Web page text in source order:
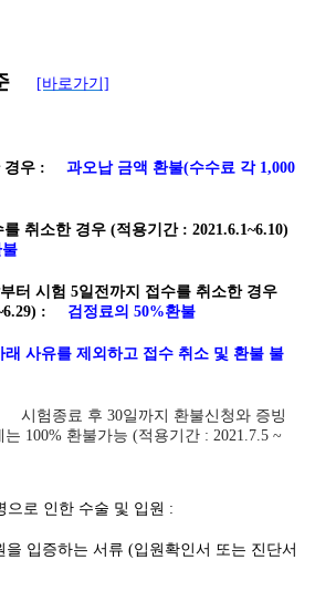
[바로가기]
경우 :
과오납 금액 환불(수수료 각 1,000
취소한 경우 (적용기간 : 2021.6.1~6.10)
터 시험 5일전까지 접수를 취소한 경우
:
검정료의 50%환불
래 사유를 제외하고 접수 취소 및 환불 불
시험종료 후 30일까지 환불신청와 증빙
100% 환불가능 (적용기간 : 2021.7.5 ~
로 인한 수술 및 입원 :
증하는 서류 (입원확인서 또는 진단서